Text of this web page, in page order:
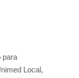
para
Local,